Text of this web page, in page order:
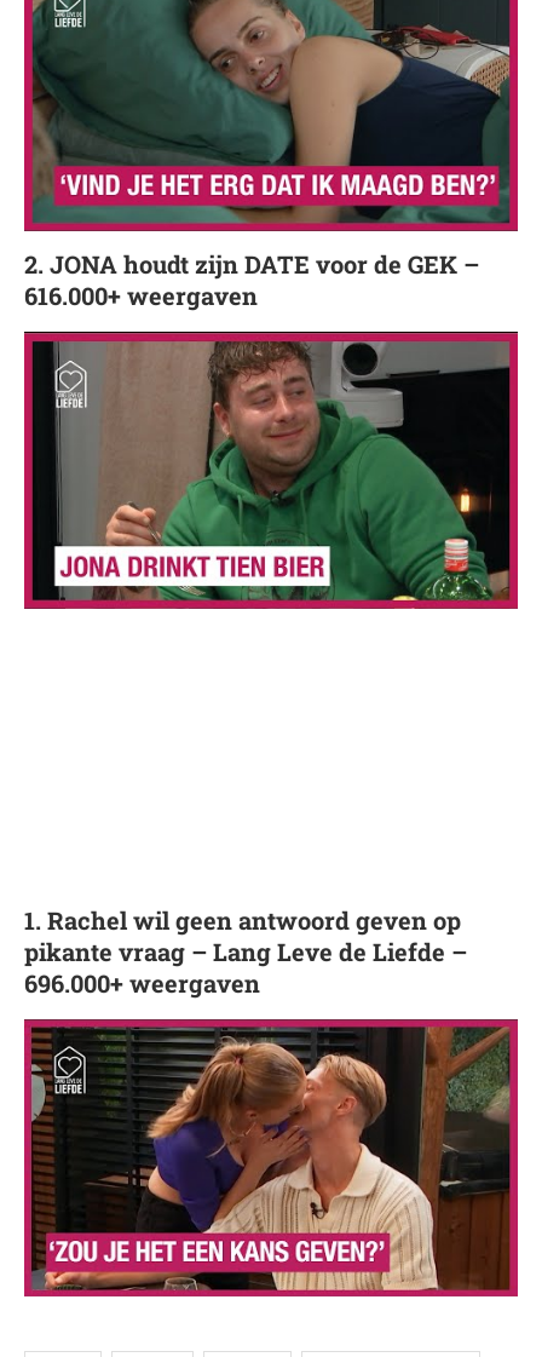
2. JONA houdt zijn DATE voor de GEK –
616.000+ weergaven
1. Rachel wil geen antwoord geven op
pikante vraag – Lang Leve de Liefde –
696.000+ weergaven